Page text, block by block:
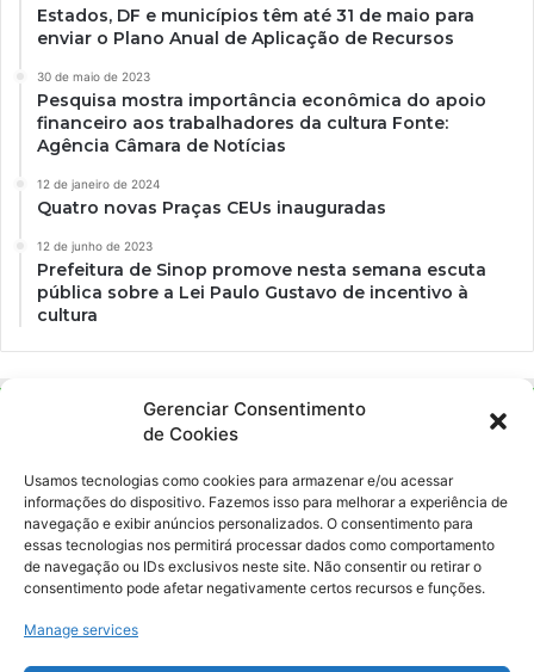
Gerenciar Consentimento
de Cookies
Usamos tecnologias como cookies para armazenar e/ou acessar
informações do dispositivo. Fazemos isso para melhorar a experiência de
navegação e exibir anúncios personalizados. O consentimento para
essas tecnologias nos permitirá processar dados como comportamento
de navegação ou IDs exclusivos neste site. Não consentir ou retirar o
consentimento pode afetar negativamente certos recursos e funções.
Manage services
Estados, DF e municípios têm até 31 de maio para
enviar o Plano Anual de Aplicação de Recursos
30 de maio de 2023
Pesquisa mostra importância econômica do apoio
financeiro aos trabalhadores da cultura Fonte:
Agência Câmara de Notícias
12 de janeiro de 2024
Quatro novas Praças CEUs inauguradas
12 de junho de 2023
Prefeitura de Sinop promove nesta semana escuta
pública sobre a Lei Paulo Gustavo de incentivo à
cultura
Ockara é uma plataforma multicultural e criativa. Nossa proposta é
oferecer o máximo de ferramentas para realizadores e
gerenciadores de espaços criativos e culturais.